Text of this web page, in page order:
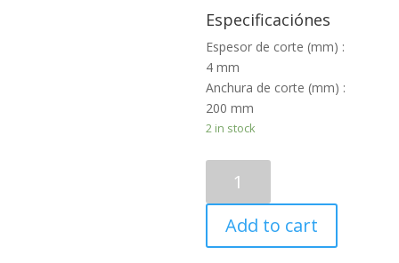
Especificaciónes
Espesor de corte (mm) :
4 mm
Anchura de corte (mm) :
200 mm
2 in stock
AUTOMATICA
-
4X200
quantity
Add to cart